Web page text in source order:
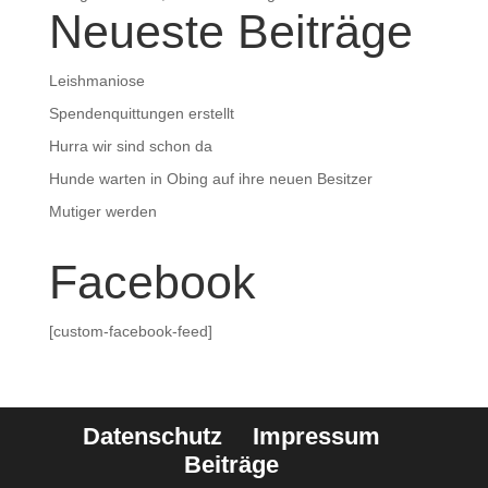
Neueste Beiträge
Leishmaniose
Spendenquittungen erstellt
Hurra wir sind schon da
Hunde warten in Obing auf ihre neuen Besitzer
Mutiger werden
Facebook
[custom-facebook-feed]
Datenschutz
Impressum
Beiträge